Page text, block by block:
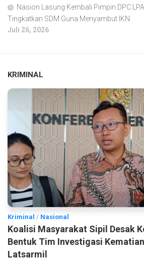
Nasion Lasung Kembali Pimpin DPC
Tingkatkan SDM Guna Menyambut IKN
Juli 26, 2026
KRIMINAL
Kriminal / Nasional
Koalisi Masyarakat Sipil Desak
Bentuk Tim Investigasi
Latsarmil